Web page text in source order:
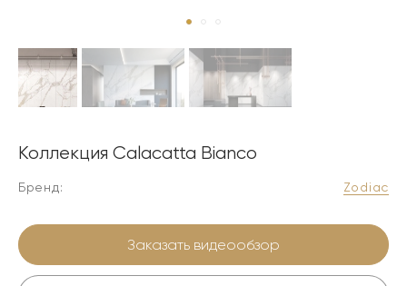
Коллекция Calacatta Bianco
Бренд: Zodiac
Заказать видеообзор